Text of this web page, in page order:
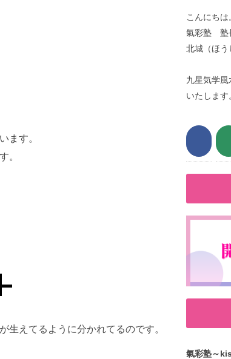
ます。
。
生えてるように分かれてるのです。
こんにちは
氣彩塾 塾
北城（ほう
九星気学風
いたします
氣彩塾～